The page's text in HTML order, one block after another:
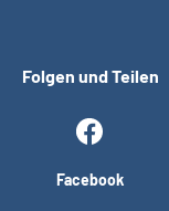
Folgen und Teilen
Facebook